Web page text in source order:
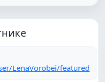
LenaVorobei/featured